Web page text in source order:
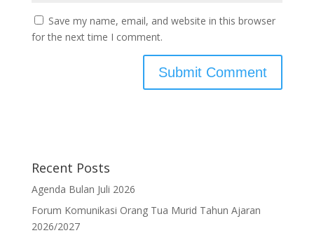
Save my name, email, and website in this browser
for the next time I comment.
Recent Posts
Agenda Bulan Juli 2026
Forum Komunikasi Orang Tua Murid Tahun Ajaran
2026/2027